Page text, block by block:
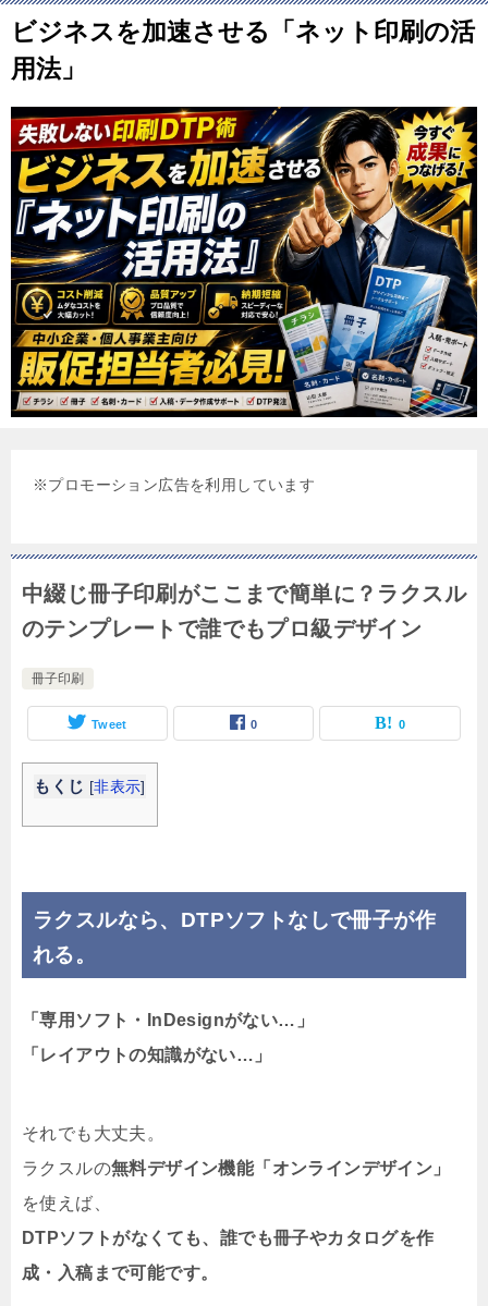
ビジネスを加速させる「ネット印刷の活
用法」
※プロモーション広告を利用しています
中綴じ冊子印刷がここまで簡単に？ラクスル
のテンプレートで誰でもプロ級デザイン
冊子印刷
Tweet 0 0
もくじ [非表示]
ラクスルなら、DTPソフトなしで冊子が作
れる。
「専用ソフト・InDesignがない…」
「レイアウトの知識がない…」
それでも大丈夫。
ラクスルの無料デザイン機能「オンラインデザイン」
を使えば、
DTPソフトがなくても、誰でも冊子やカタログを作
成・入稿まで可能です。